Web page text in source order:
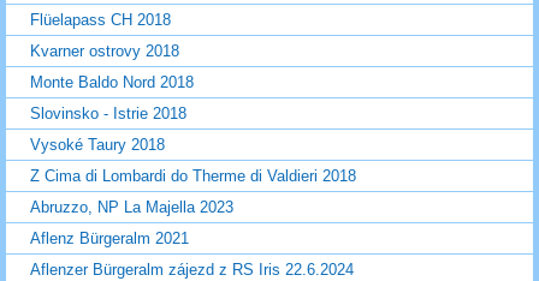
Flüelapass CH 2018
Kvarner ostrovy 2018
Monte Baldo Nord 2018
Slovinsko - Istrie 2018
Vysoké Taury 2018
Z Cima di Lombardi do Therme di Valdieri 2018
Abruzzo, NP La Majella 2023
Aflenz Bürgeralm 2021
Aflenzer Bürgeralm zájezd z RS Iris 22.6.2024